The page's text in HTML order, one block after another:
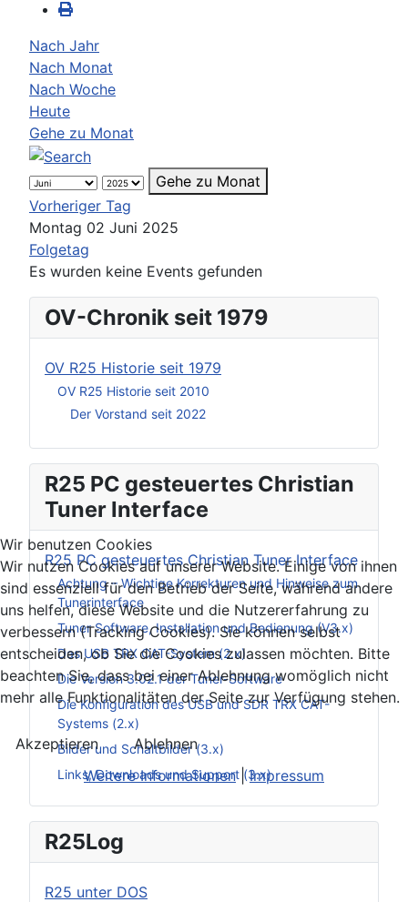
OV-Chronik seit 1979
OV R25 Historie seit 1979
OV R25 Historie seit 2010
Der Vorstand seit 2022
R25 PC gesteuertes Christian
Tuner Interface
R25 PC gesteuertes Christian Tuner Interface
Achtung – Wichtige Korrekturen und Hinweise zum
Tunerinterface
Tuner Software, Installation und Bedienung (V3.x)
Das USB TRX CAT-System (2.x)
Die Version 3.02.1 der Tuner-Software
Die Konfiguration des USB und SDR TRX CAT-
Systems (2.x)
Bilder und Schaltbilder (3.x)
Links, Downloads und Support (3.x)
R25Log
R25 unter DOS
Nach Jahr
Nach Monat
Nach Woche
Heute
Gehe zu Monat
Gehe zu Monat
Vorheriger Tag
Montag 02 Juni 2025
Folgetag
Es wurden keine Events gefunden
Wir benutzen Cookies
Wir nutzen Cookies auf unserer Website. Einige von ihnen
sind essenziell für den Betrieb der Seite, während andere
uns helfen, diese Website und die Nutzererfahrung zu
verbessern (Tracking Cookies). Sie können selbst
entscheiden, ob Sie die Cookies zulassen möchten. Bitte
beachten Sie, dass bei einer Ablehnung womöglich nicht
mehr alle Funktionalitäten der Seite zur Verfügung stehen.
Akzeptieren
Ablehnen
Weitere Informationen|Impressum